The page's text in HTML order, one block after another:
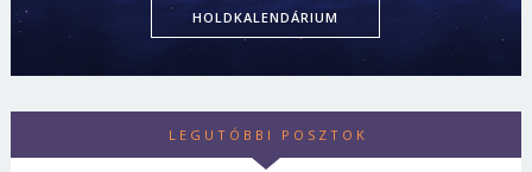
HOLDKALENDÁRIUM
LEGUTÓBBI POSZTOK